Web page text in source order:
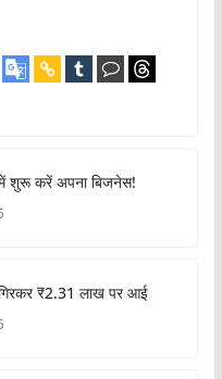
शुरू करें अपना बिजनेस!
₹2.31 लाख पर आई